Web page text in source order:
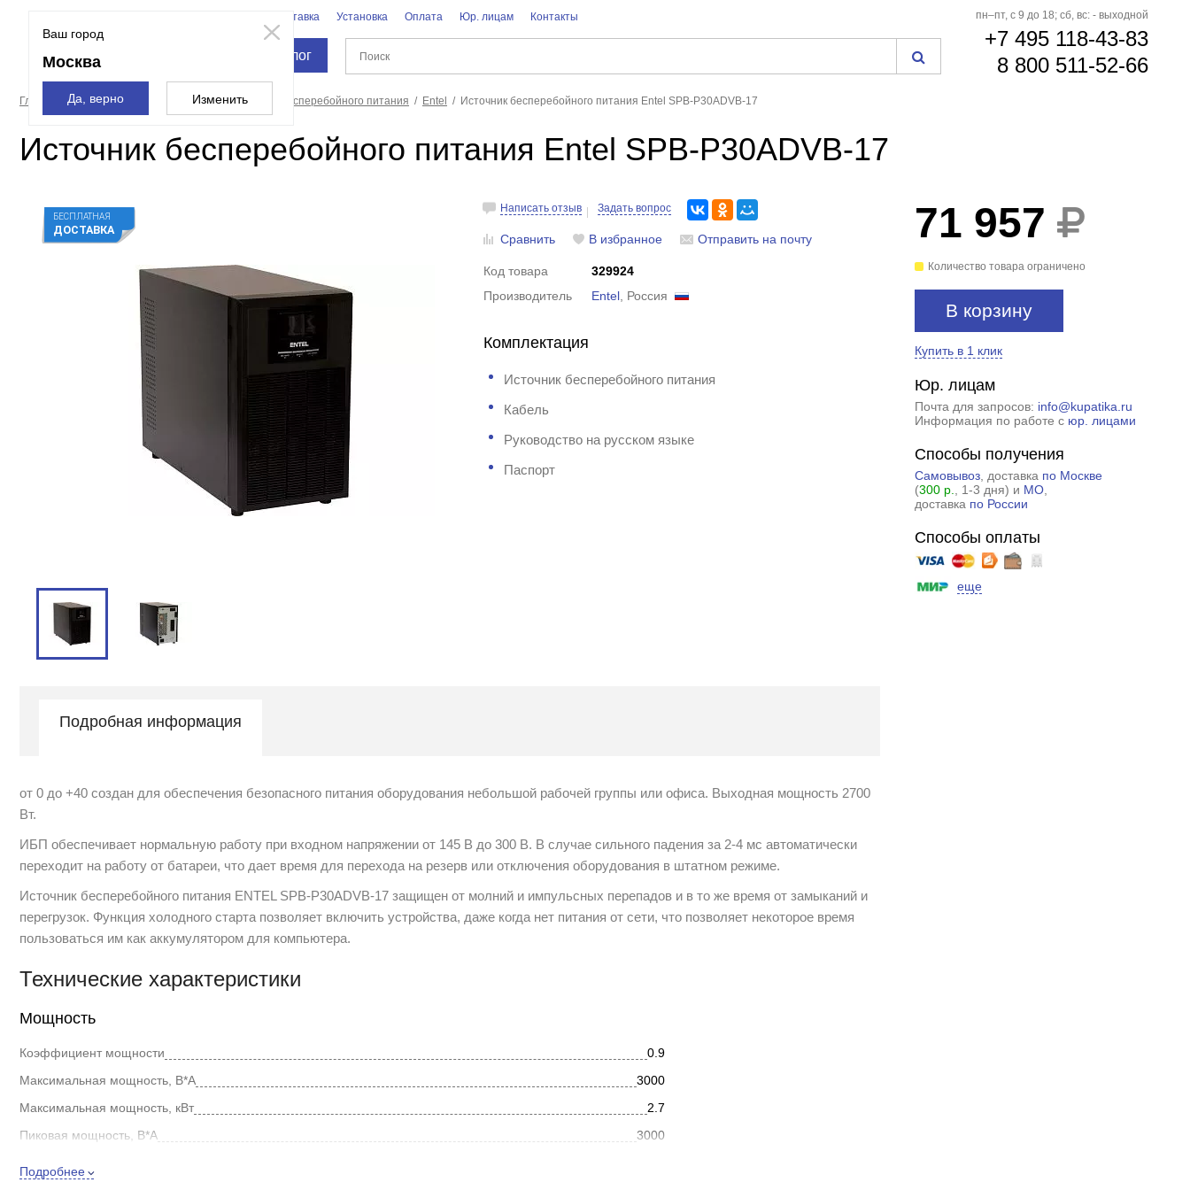
Ваш город
Москва
Да, верно Изменить
Доставка Установка Оплата Юр. лицам Контакты
Каталог
пн–пт, с 9 до 18; сб, вс: - выходной
+7 495 118-43-83
8 800 511-52-66
Главная страница Силовая техника Источники бесперебойного питания Entel Источник бесперебойного питания Entel SPB-P30ADVB-17
Источник бесперебойного питания Entel SPB-P30ADVB-17
БЕСПЛАТНАЯ
ДОСТАВКА
БЕСПЛАТНАЯ
ДОСТАВКА
Написать отзыв Задать вопрос
Сравнить В избранное Отправить на почту
Код товара
329924
Производитель
Entel , Россия
Комплектация
Источник бесперебойного питания
Кабель
Руководство на русском языке
Паспорт
71 957
Количество товара ограничено
В корзину
Купить в 1 клик
Юр. лицам
Почта для запросов: info@kupatika.ru
Информация по работе с юр. лицами
Способы получения
Самовывоз, доставка по Москве
(300 р. , 1-3 дня) и МО,
доставка по России
Способы оплаты
еще
Подробная информация
от 0 до +40 создан для обеспечения безопасного питания оборудования небольшой рабочей группы или офиса. Выходная мощность 2700
Вт.
ИБП обеспечивает нормальную работу при входном напряжении от 145 В до 300 В. В случае сильного падения за 2-4 мс автоматически
переходит на работу от батареи, что дает время для перехода на резерв или отключения оборудования в штатном режиме.
Источник бесперебойного питания ENTEL SPB-P30ADVB-17 защищен от молний и импульсных перепадов и в то же время от замыканий и
перегрузок. Функция холодного старта позволяет включить устройства, даже когда нет питания от сети, что позволяет некоторое время
пользоваться им как аккумулятором для компьютера.
Технические характеристики
Мощность
Коэффициент мощности
0.9
Максимальная мощность, В*А
3000
Максимальная мощность, кВт
2.7
Пиковая мощность, В*А
3000
Параметры тока и напряжения
Подробнее